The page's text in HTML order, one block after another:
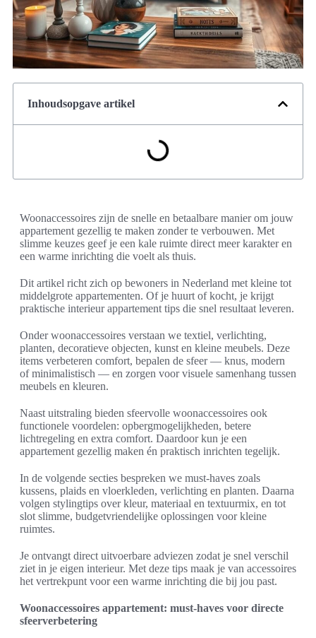
Inhoudsopgave artikel
Woonaccessoires zijn de snelle en betaalbare manier om jouw
appartement gezellig te maken zonder te verbouwen. Met
slimme keuzes geef je een kale ruimte direct meer karakter en
een warme inrichting die voelt als thuis.
Dit artikel richt zich op bewoners in Nederland met kleine tot
middelgrote appartementen. Of je huurt of kocht, je krijgt
praktische interieur appartement tips die snel resultaat leveren.
Onder woonaccessoires verstaan we textiel, verlichting,
planten, decoratieve objecten, kunst en kleine meubels. Deze
items verbeteren comfort, bepalen de sfeer — knus, modern
of minimalistisch — en zorgen voor visuele samenhang tussen
meubels en kleuren.
Naast uitstraling bieden sfeervolle woonaccessoires ook
functionele voordelen: opbergmogelijkheden, betere
lichtregeling en extra comfort. Daardoor kun je een
appartement gezellig maken én praktisch inrichten tegelijk.
In de volgende secties bespreken we must-haves zoals
kussens, plaids en vloerkleden, verlichting en planten. Daarna
volgen stylingtips over kleur, materiaal en textuurmix, en tot
slot slimme, budgetvriendelijke oplossingen voor kleine
ruimtes.
Je ontvangt direct uitvoerbare adviezen zodat je snel verschil
ziet in je eigen interieur. Met deze tips maak je van accessoires
het vertrekpunt voor een warme inrichting die bij jou past.
Woonaccessoires appartement: must-haves voor directe
sfeerverbetering